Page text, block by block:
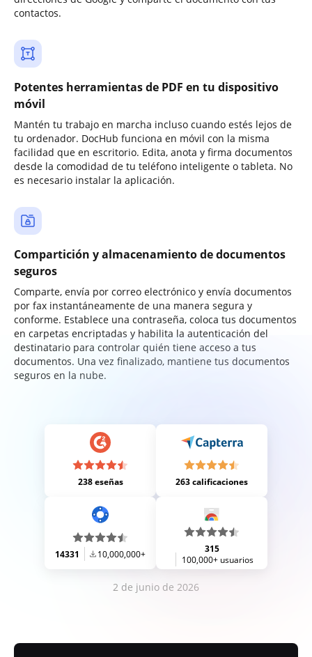
contactos.
Potentes herramientas de PDF en tu dispositivo
móvil
Mantén tu trabajo en marcha incluso cuando estés lejos de
tu ordenador. DocHub funciona en móvil con la misma
facilidad que en escritorio. Edita, anota y firma documentos
desde la comodidad de tu teléfono inteligente o tableta. No
es necesario instalar la aplicación.
Compartición y almacenamiento de documentos
seguros
Comparte, envía por correo electrónico y envía documentos
por fax instantáneamente de una manera segura y
conforme. Establece una contraseña, coloca tus documentos
en carpetas encriptadas y habilita la autenticación del
destinatario para controlar quién tiene acceso a tus
documentos. Una vez finalizado, mantiene tus documentos
seguros en la nube.
238 eseñas 263 calificaciones
14331 10,000,000+
315
100,000+ usuarios
2 de junio de 2026